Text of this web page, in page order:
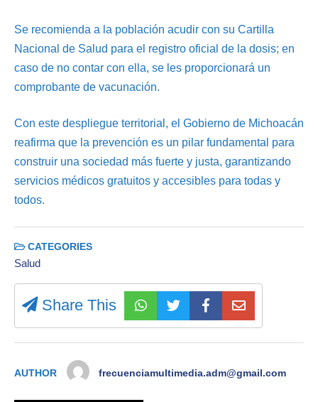
Se recomienda a la población acudir con su Cartilla
Nacional de Salud para el registro oficial de la dosis; en
caso de no contar con ella, se les proporcionará un
comprobante de vacunación.
Con este despliegue territorial, el Gobierno de Michoacán
reafirma que la prevención es un pilar fundamental para
construir una sociedad más fuerte y justa, garantizando
servicios médicos gratuitos y accesibles para todas y
todos.
CATEGORIES
Salud
Share This
AUTHOR frecuenciamultimedia.adm@gmail.com